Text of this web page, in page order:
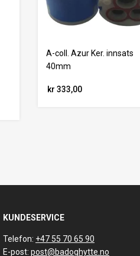
A-coll. Azur Ker. innsats
40mm
kr 333,00
KUNDESERVICE
Telefon: +47 55 70 65 90
E-post: post@badoghytte.no